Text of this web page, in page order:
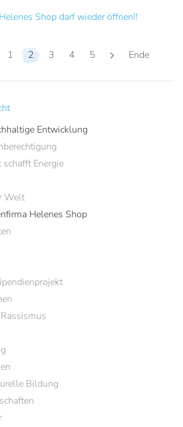
Shop darf wieder öffnen!!
1 2 3 4 5 Ende
Entwicklung
schafft Energie
Welt
Helenes Shop
Bildung